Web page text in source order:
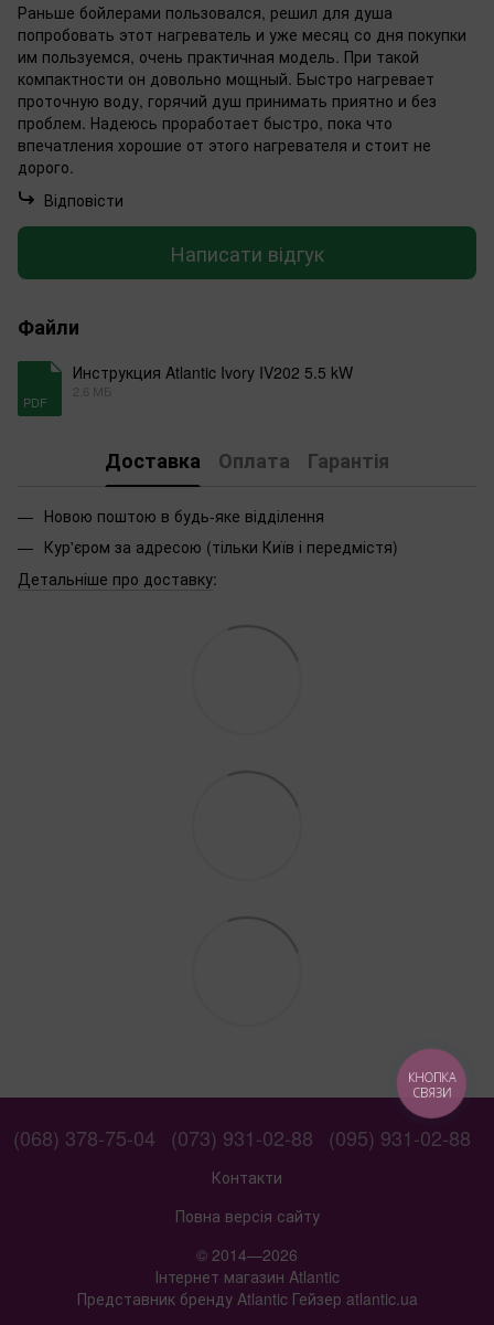
Раньше бойлерами пользовался, решил для душа
попробовать этот нагреватель и уже месяц со дня покупки
им пользуемся, очень практичная модель. При такой
компактности он довольно мощный. Быстро нагревает
проточную воду, горячий душ принимать приятно и без
проблем. Надеюсь проработает быстро, пока что
впечатления хорошие от этого нагревателя и стоит не
дорого.
Відповісти
Написати відгук
Файли
PDF
Инструкция Atlantic Ivory IV202 5.5 kW
2.6 МБ
Доставка Оплата Гарантія
Новою поштою в будь-яке відділення
Кур'єром за адресою (тільки Київ і передмістя)
Детальніше про доставку:
(068) 378-75-04 (073) 931-02-88 (095) 931-02-88
Контакти
Повна версія сайту
© 2014—2026
Інтернет магазин Atlantic
Представник бренду Atlantic Гейзер atlantic.ua
КНОПКА
СВЯЗИ